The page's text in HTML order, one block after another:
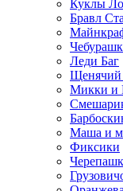
Куклы
Бравл
Леди Баг
Щенячий
Микки и
Маша и
Фиксики